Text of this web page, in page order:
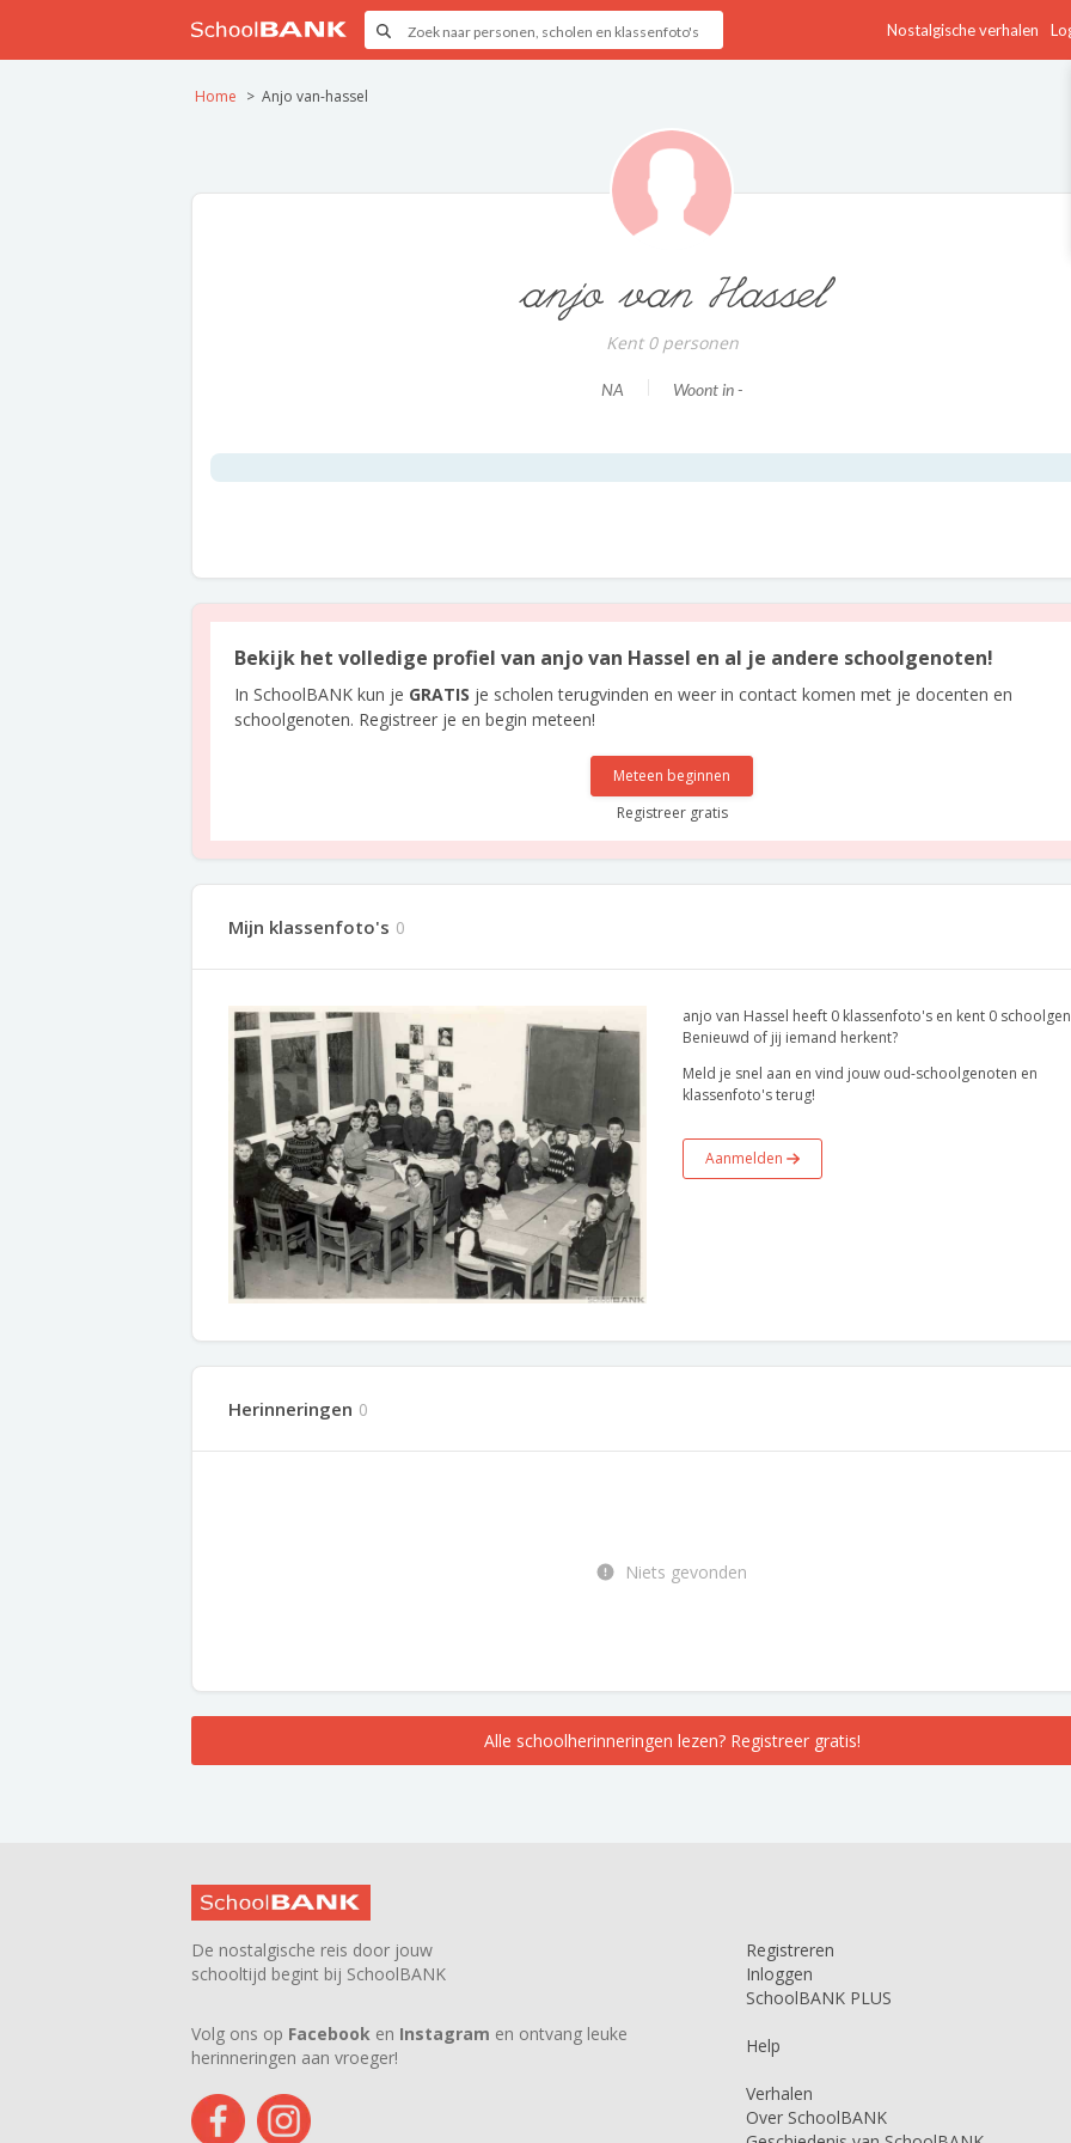
Nostalgische verhalen
Home Anjo van-hassel
anjo van Hassel
Kent 0 personen
NA Woont in -
Bekijk het volledige profiel van anjo van Hassel en al je andere schoolgenoten!
In SchoolBANK kun je GRATIS je scholen terugvinden en weer in contact komen met je docenten en
schoolgenoten. Registreer je en begin meteen!
Meteen beginnen
Registreer gratis
Mijn klassenfoto's 0
anjo van Hassel heeft 0 klassenfoto's en kent 0
Benieuwd of jij iemand herkent?
Meld je snel aan en vind jouw oud-schoolgenoten en
klassenfoto's terug!
Aanmelden
Herinneringen 0
Niets gevonden
Alle schoolherinneringen lezen? Registreer gratis!
De nostalgische reis door jouw
schooltijd begint bij SchoolBANK
Volg ons op Facebook en Instagram en ontvang leuke
herinneringen aan vroeger!
Registreren
Inloggen
SchoolBANK PLUS
Help
Verhalen
Over SchoolBANK